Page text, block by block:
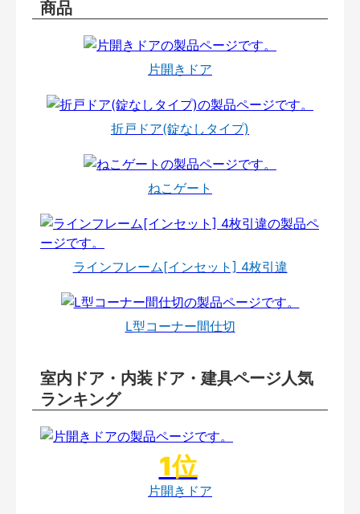
商品
片開きドア
折戸ドア(錠なしタイプ)
ねこゲート
ラインフレーム[インセット] 4枚引違
L型コーナー間仕切
室内ドア・内装ドア・建具ページ人気
ランキング
片開きドア